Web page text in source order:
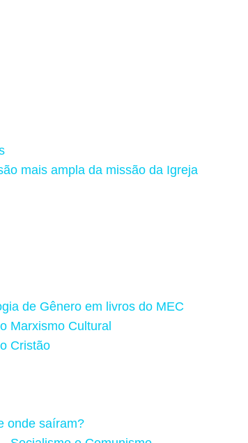
mais ampla da missão da Igreja
de Gênero em livros do MEC
Marxismo Cultural
Cristão
onde saíram?